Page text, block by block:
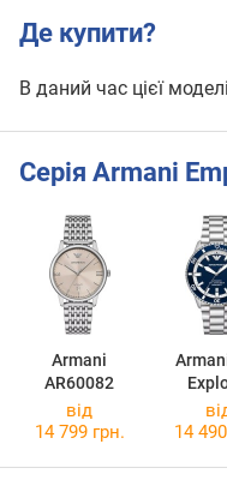
Де купити?
В даний час цієї
Серія Armani
Armani
AR60082
від
14 799 грн.
14